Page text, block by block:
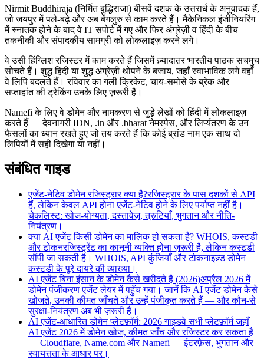
Nirmit Buddhiraja (निर्मित बुद्धिराजा) बीसवें दशक के उत्तरार्ध के अनुवादक हैं,
जो जयपुर में पले-बढ़े और अब बेंगलुरु से काम करते हैं। मैकेनिकल इंजीनियरिंग
में स्नातक होने के बाद वे IT सपोर्ट में गए और फिर अंग्रेज़ी व हिंदी के बीच
तकनीकी और संपादकीय सामग्री को लोकलाइज़ करने लगे।
वे उसी हिंग्लिश रजिस्टर में काम करते हैं जिसमें ज़्यादातर भारतीय पाठक सचमुच
सोचते हैं। शुद्ध हिंदी या शुद्ध अंग्रेज़ी थोपने के बजाय, जहाँ स्वाभाविक लगे वहाँ
वे लिपि बदलते हैं। रविवार का गली क्रिकेट, चाय-समोसे के ब्रेक और
सप्ताहांत की ट्रेकिंग उनके लिए ज़रूरी हैं।
Namefi के लिए वे डोमेन और नामकरण से जुड़े लेखों को हिंदी में लोकलाइज़
करते हैं — देवनागरी IDN, .in और .bharat नेमस्पेस, और लिप्यंतरण के उन
फैसलों का ध्यान रखते हुए जो तय करते हैं कि कोई ब्रांड नाम एक साथ दो
लिपियों में सही दिखेगा या नहीं।
संबंधित गाइड
एजेंट-नेटिव डोमेन रजिस्ट्रार क्या है?रजिस्ट्रार के पास दशकों से API
हैं, लेकिन केवल API होना एजेंट-नेटिव होने के लिए पर्याप्त नहीं है।
चेकलिस्ट: खोज-योग्यता, दस्तावेज़, त्रुटियाँ, भुगतान और नीति-
नियंत्रण।
क्या AI एजेंट किसी डोमेन का मालिक हो सकता है? WHOIS, कस्टडी
और टोकनरजिस्ट्रेंट का कानूनी व्यक्ति होना ज़रूरी है, लेकिन कस्टडी
सौंपी जा सकती है। WHOIS, API कुंजियाँ और टोकनाइज़्ड डोमेन —
कस्टडी के पूरे दायरे की व्याख्या।
AI एजेंट बिना इंसान के डोमेन कैसे खरीदते हैं (2026)अप्रैल 2026 में
डोमेन पंजीकरण एजेंट लेयर में पहुँच गया। जानें कि AI एजेंट डोमेन कैसे
खोजते, उनकी कीमत जाँचते और उन्हें पंजीकृत करते हैं — और कौन-से
सुरक्षा-नियंत्रण अब भी ज़रूरी हैं।
AI एजेंट-आधारित डोमेन प्लेटफ़ॉर्म: 2026 गाइडवे सभी प्लेटफ़ॉर्म जहाँ
AI एजेंट 2026 में डोमेन खोज, कीमत जाँच और रजिस्टर कर सकता है
— Cloudflare, Name.com और Namefi — इंटरफ़ेस, भुगतान और
स्वायत्तता के आधार पर।